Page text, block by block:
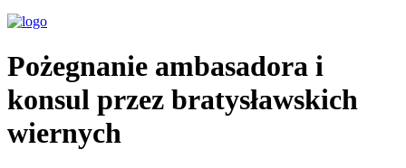
Pożegnanie ambasadora i
konsul przez bratysławskich
wiernych